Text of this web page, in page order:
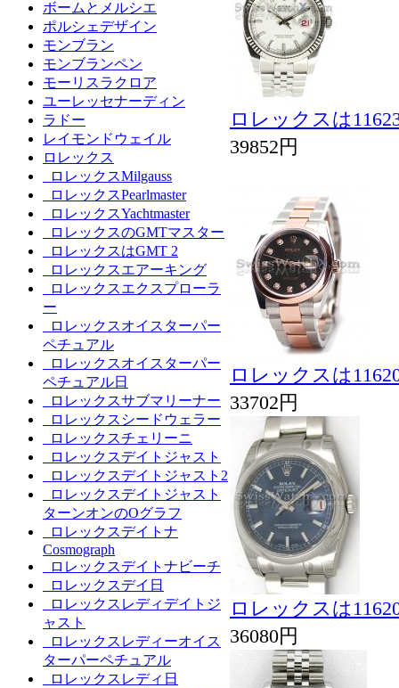
ボームとメルシエ
ポルシェデザイン
モンブラン
モンブランペン
モーリスラクロア
ユーレッセナーディン
ラドー
レイモンドウェイル
ロレックス
ロレックスMilgauss
ロレックスPearlmaster
ロレックスYachtmaster
ロレックスのGMTマスター
ロレックスはGMT 2
ロレックスエアーキング
ロレックスエクスプローラ
ー
ロレックスオイスターパー
ペチュアル
ロレックスオイスターパー
ペチュアル日
ロレックスサブマリーナー
ロレックスシードウェラー
ロレックスチェリーニ
ロレックスデイトジャスト
ロレックスデイトジャスト2
ロレックスデイトジャスト
ターンオンのOグラフ
ロレックスデイトナ
Cosmograph
ロレックスデイトナビーチ
ロレックスデイ日
ロレックスレディデイトジ
ャスト
ロレックスレディーオイス
ターパーペチュアル
ロレックスレディ日
ロレックスは
39852円
ロレックスは
33702円
ロレックスは
36080円